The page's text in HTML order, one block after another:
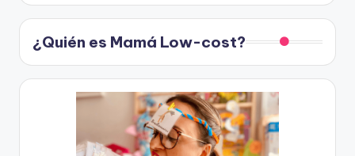
¿Quién es Mamá Low-cost?